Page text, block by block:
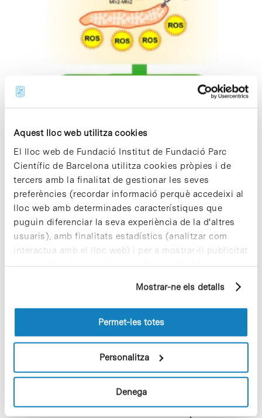
Aquest lloc web utilitza cookies
El lloc web de Fundació Institut de Fundació Parc
Científic de Barcelona utilitza cookies pròpies i de
tercers amb la finalitat de gestionar les seves
preferències (recordar informació perquè accedeixi al
lloc web amb determinades característiques que
puguin diferenciar la seva experiència de la d'altres
usuaris), amb finalitats estadístics (analitzar com
interactua amb el lloc web) i per a mostrar-li publicitat
personalitzada sobre la base d'un perfil elaborat a
pàgines visitades). Per a obtenir més informació sobre
les cookies pot consultar laPolítica de cookiesdel
Mostrar-ne els detalls
Permet-les totes
Personalitza
Denega
Un treball publicat a la revista Cell Reports, liderat per Antoni
Celada i el professor Jorge Lloberas, caps del Grup de
Recerca Consolidat de Biologia del Macròfag de la UB, amb
ProteoDesign tanca una nova
ronda de finançament i renova la
seva marca sota el nom Splice